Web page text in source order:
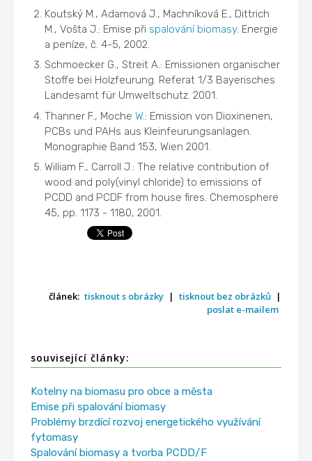
Koutský M., Adamová J., Machníková E., Dittrich
M., Vošta J.: Emise při spalování biomasy. Energie
a peníze, č. 4-5, 2002.
Schmoecker G., Streit A.: Emissionen organischer
Stoffe bei Holzfeurung. Referat 1/3 Bayerisches
Landesamt für Umweltschutz. 2001.
Thanner F., MocheW .: Emission von Dioxinenen,
PCBs und PAHs aus Kleinfeurungsanlagen.
Monographie Band 153, Wien 2001.
William F., Carroll J.: The relative contribution of
wood and poly(vinyl chloride) to emissions of
PCDD and PCDF from house fires. Chemosphere
45, pp. 1173 - 1180, 2001.
článek: tisknout s obrázky | tisknout bez obrázků |
poslat e-mailem
související články:
Kotelny na biomasu pro obce a města
Emise při spalování biomasy
Problémy brzdící rozvoj energetického využívání
fytomasy
Spalování biomasy a tvorba PCDD/F